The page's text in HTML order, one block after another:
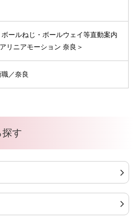
ールねじ・ボールウェイ等直動案内
リニアモーション 奈良＞
／奈良
探す